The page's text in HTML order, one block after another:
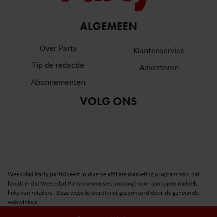
ALGEMEEN
Over Party
Tip de redactie
Abonnementen
Klantenservice
Adverteren
VOLG ONS
Weekblad Party participeert in diverse affiliate marketing programma’s, dat
houdt in dat Weekblad Party commissies ontvangt voor aankopen middels
links van retailers. Deze website wordt niet gesponsord door de genoemde
webwinkels.